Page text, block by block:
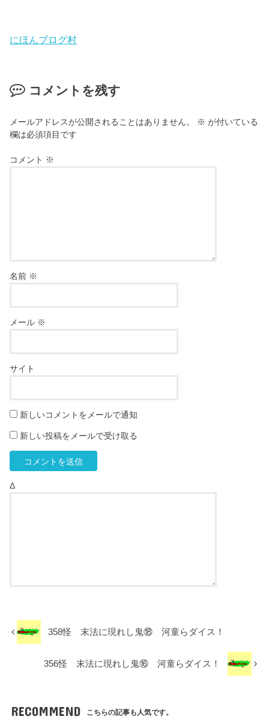
にほんブログ村
コメントを残す
メールアドレスが公開されることはありません。 ※ が付いている
欄は必須項目です
コメント ※
名前 ※
メール ※
サイト
新しいコメントをメールで通知
新しい投稿をメールで受け取る
Δ
358怪 末法に現れし鬼⑱ 河童らダイス！
356怪 末法に現れし鬼⑯ 河童らダイス！
RECOMMEND こちらの記事も人気です。